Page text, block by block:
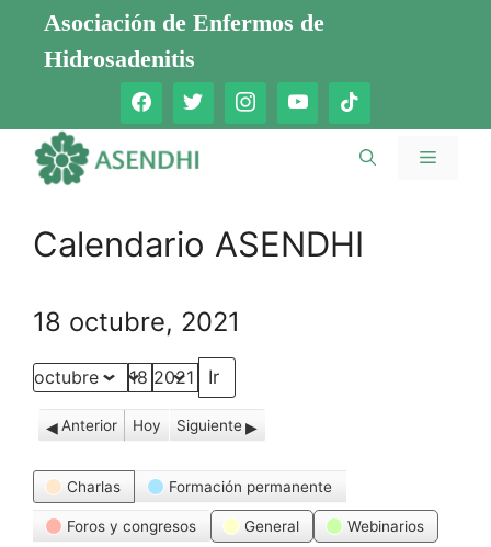
Saltar
contenido
Asociación de Enfermos de
Hidrosadenitis
Menú
Calendario ASENDHI
18 octubre, 2021
Mes
Día
Año
Anterior Hoy Siguiente
Categorías
Charlas Formación permanente
Foros y congresos General Webinarios